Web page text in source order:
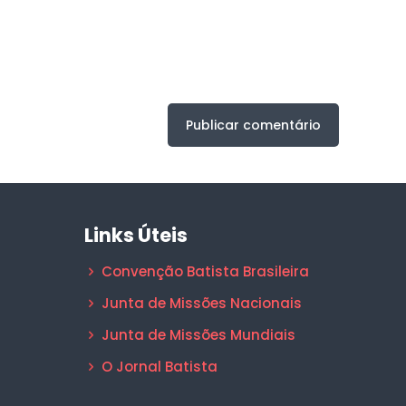
Links Úteis
Convenção Batista Brasileira
Junta de Missões Nacionais
Junta de Missões Mundiais
O Jornal Batista